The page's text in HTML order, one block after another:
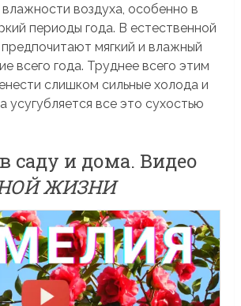
воздуха, особенно в
периоды года. В естественной
мягкий и влажный
всего года. Труднее всего этим
слишком сильные холода и
усугубляется все это сухостью
саду и дома. Видео
ЖИЗНИ